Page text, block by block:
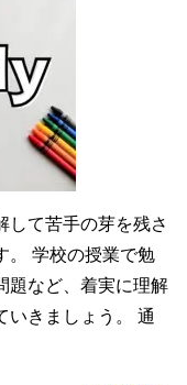
して苦手の芽を残さ
。 学校の授業で勉
題など、着実に理解
いきましょう。 通